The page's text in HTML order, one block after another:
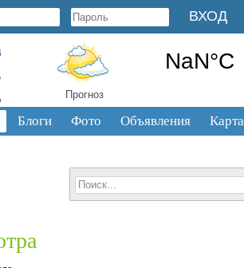
Прогноз
Блоги Фото Объявления